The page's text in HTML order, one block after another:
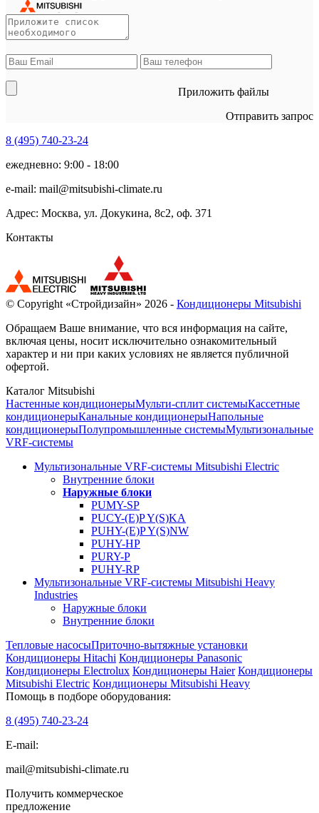
Приложить файлы
Отправить запрос
8 (495) 740-23-24
ежедневно: 9:00 - 18:00
e-mail: mail@mitsubishi-climate.ru
Адрес: Москва, ул. Докукина, 8с2, оф. 371
Контакты
© Copyright «Стройдизайн» 2026 - Кондиционеры Mitsubishi
Обращаем Ваше внимание, что вся информация на сайте,
включая цены, носит исключительно ознакомительный
характер и ни при каких условиях не является публичной
офертой.
Каталог Mitsubishi
Настенные кондиционерыМульти-сплит системыКассетные
кондиционерыКанальные кондиционерыНапольные
кондиционерыПолупромышленные системыМультизональные
VRF-системы
Мультизональные VRF-системы Mitsubishi Electric
Внутренние блоки
Наружные блоки
PUMY-SP
PUCY-(E)P Y(S)KA
PUHY-(E)P Y(S)NW
PUHY-HP
PURY-P
PUHY-RP
Мультизональные VRF-системы Mitsubishi Heavy
Industries
Наружные блоки
Внутренние блоки
Тепловые насосыПриточно-вытяжные установки
Кондиционеры Hitachi Кондиционеры Panasonic
Кондиционеры Electrolux Кондиционеры Haier Кондиционеры
Mitsubishi Electric Кондиционеры Mitsubishi Heavy
Помощь в подборе оборудования:
8 (495) 740-23-24
E-mail:
mail@mitsubishi-climate.ru
Получить коммерческое
предложение